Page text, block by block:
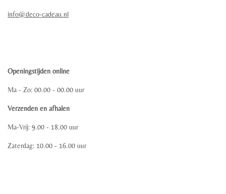
info@deco-cadeau.nl
Openingstijden online
Ma - Zo: 00.00 - 00.00 uur
Verzenden en afhalen
Ma-Vrij: 9.00 - 18.00 uur
Zaterdag: 10.00 - 16.00 uur